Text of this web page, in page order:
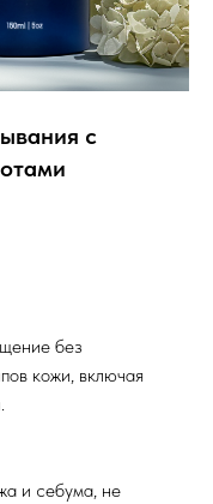
с
без
кожи, включая
и себума, не